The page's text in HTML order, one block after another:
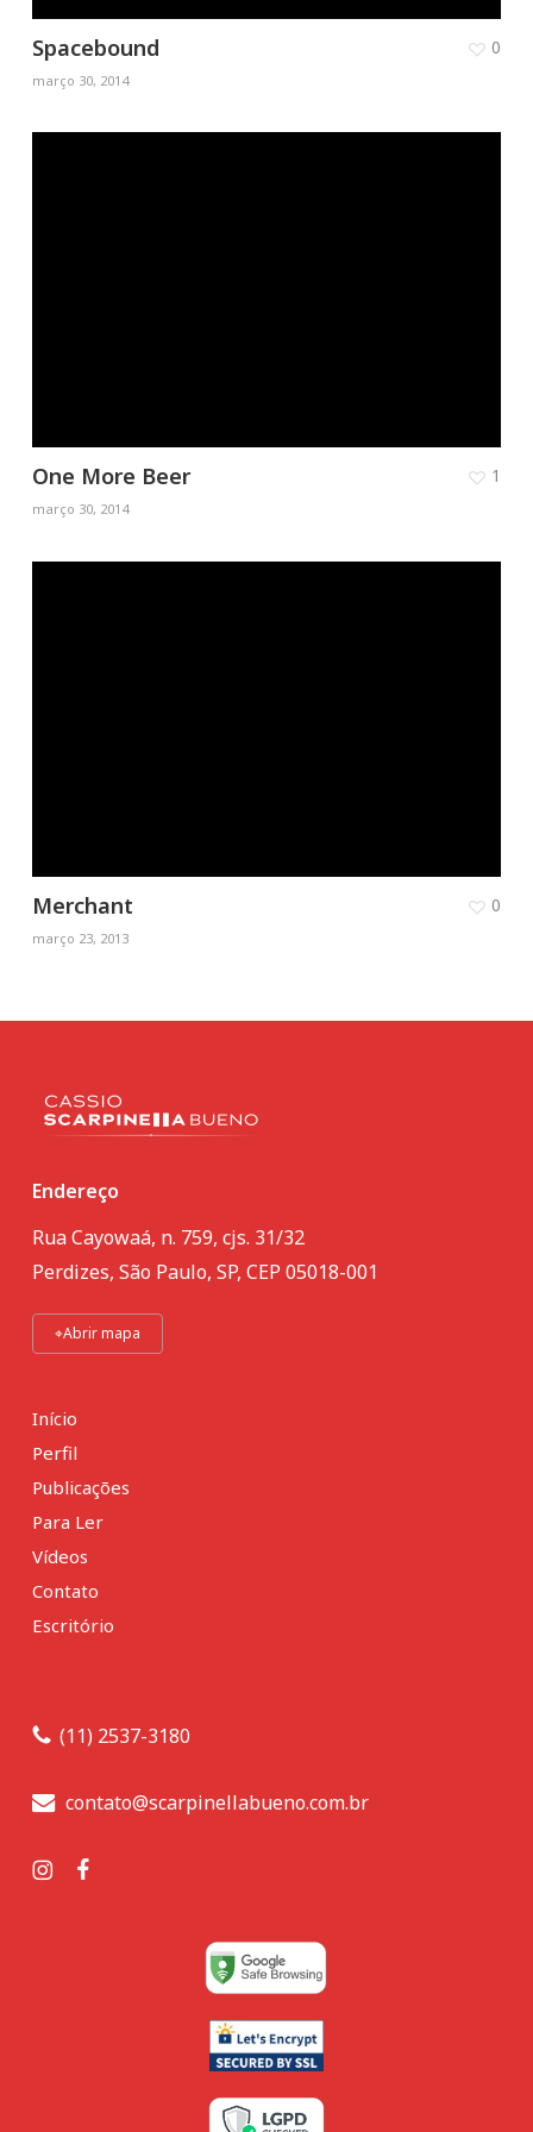
Spacebound
março 30, 2014
0
One More Beer
março 30, 2014
1
Merchant
março 23, 2013
0
Endereço
Rua Cayowaá, n. 759, cjs. 31/32
Perdizes, São Paulo, SP, CEP 05018-001
⌖Abrir mapa
Início
Perfil
Publicações
Para Ler
Vídeos
Contato
Escritório
(11) 2537-3180
contato@scarpinellabueno.com.br